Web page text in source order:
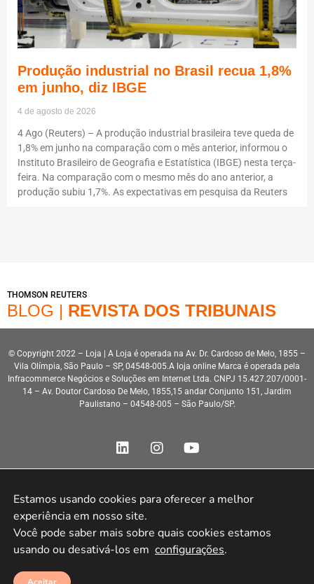
Produção industrial no Brasil recua 1,8%
em junho, diz IBGE
4 de agosto de 2026
4 Ago (Reuters) – A produção industrial brasileira teve queda de
1,8% em junho na comparação com o mês anterior, informou o
Instituto Brasileiro de Geografia e Estatística (IBGE) nesta terça-
feira. Na comparação com o mesmo mês do ano anterior, a
produção subiu 1,7%. As expectativas em pesquisa da Reuters
THOMSON REUTERS
BLOG | REVISTA DOS TRIBUNAIS
© Copyright 2022 – Loja | A Loja é operada na Av. Dr. Cardoso de Melo, 1855 –
Vila Olímpia, São Paulo – SP, 04548-005.A loja online Marca é operada pela
Infracommerce Negócios e Soluções em Internet Ltda. CNPJ 15.427.207/0001-
14 – Av. Doutor Cardoso De Melo, 1855,15 andar Conjunto 151, Jardim
Paulistano – 04548-005 – São Paulo/SP.
Estamos usando cookies para oferecer a melhor
experiência em nosso site.
Você pode saber mais sobre quais cookies estamos
usando ou desativá-los em configurações.